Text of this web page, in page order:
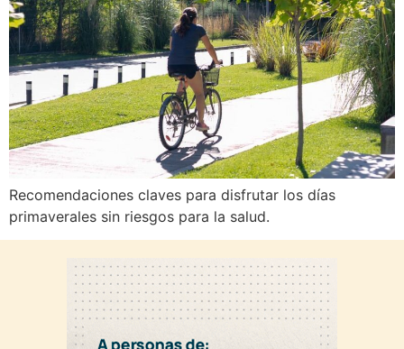
Recomendaciones claves para disfrutar los días
primaverales sin riesgos para la salud.